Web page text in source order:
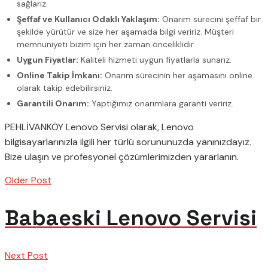
sağlarız.
Şeffaf ve Kullanıcı Odaklı Yaklaşım: Onarım sürecini şeffaf bir
şekilde yürütür ve size her aşamada bilgi veririz. Müşteri
memnuniyeti bizim için her zaman önceliklidir.
Uygun Fiyatlar: Kaliteli hizmeti uygun fiyatlarla sunarız.
Online Takip İmkanı: Onarım sürecinin her aşamasını online
olarak takip edebilirsiniz.
Garantili Onarım: Yaptığımız onarımlara garanti veririz.
PEHLİVANKÖY Lenovo Servisi olarak, Lenovo
bilgisayarlarınızla ilgili her türlü sorununuzda yanınızdayız.
Bize ulaşın ve profesyonel çözümlerimizden yararlanın.
Older Post
Babaeski Lenovo Servisi
Next Post